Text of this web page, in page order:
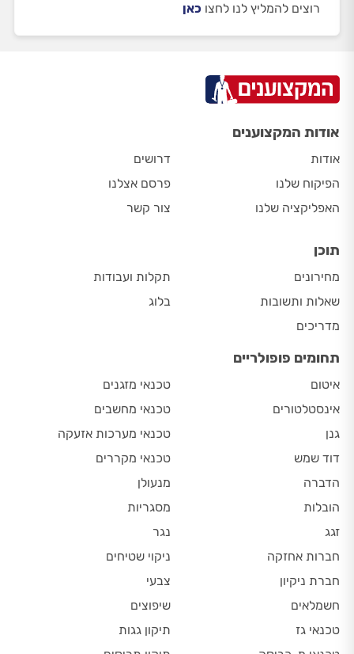
רוצים להמליץ לנו לחצו כאן
אודות המקצוענים
אודות
הפיקוח שלנו
האפליקציה שלנו
דרושים
פרסם אצלנו
צור קשר
תוכן
מחירונים
שאלות ותשובות
מדריכים
תקלות ועבודות
בלוג
תחומים פופולריים
איטום
אינסטלטורים
גנן
דוד שמש
הדברה
הובלות
זגג
חברות אחזקה
חברת ניקיון
חשמלאים
טכנאי גז
טכנאי מזגנים
טכנאי מחשבים
טכנאי מערכות אזעקה
טכנאי מקררים
מנעולן
מסגריות
נגר
ניקוי שטיחים
צבעי
שיפוצים
תיקון גגות